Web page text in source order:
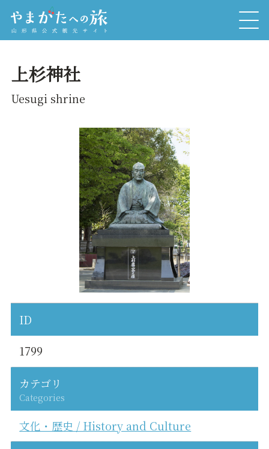
上杉神社
Uesugi shrine
ID
1799
カテゴリ
Categories
文化・歴史 / History and Culture